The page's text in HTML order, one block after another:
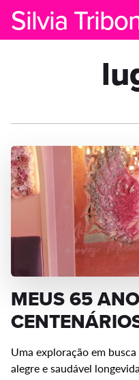
Silvia
MEUS 65
Uma exploração em
alegre e saudável